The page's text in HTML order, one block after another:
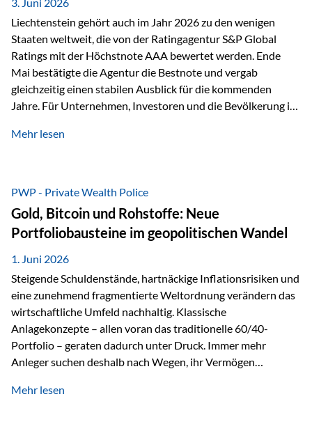
Liechtenstein gehört auch im Jahr 2026 zu den wenigen
Staaten weltweit, die von der Ratingagentur S&P Global
Ratings mit der Höchstnote AAA bewertet werden. Ende
Mai bestätigte die Agentur die Bestnote und vergab
gleichzeitig einen stabilen Ausblick für die kommenden
Jahre. Für Unternehmen, Investoren und die Bevölkerung ist
finanzielle Stabilität des Landes sowie das Vertrauen
trotz Herausforderungen Die weltwirtschaftlichen
Rahmenbedingungen bleiben anspruchsvoll. Geopolitische
Unsicherheiten, eine verhaltene Investitionstätigkeit und
eine schwächere Nachfrage in wichtigen Exportmärkten
beeinflussen auch die liechtensteinische Wirtschaft.
Dennoch sieht…
Mehr lesen
PWP - Private Wealth Police
Gold, Bitcoin und Rohstoffe: Neue
Portfoliobausteine im geopolitischen Wandel
1. Juni 2026
Steigende Schuldenstände, hartnäckige Inflationsrisiken und
eine zunehmend fragmentierte Weltordnung verändern das
wirtschaftliche Umfeld nachhaltig. Klassische
Anlagekonzepte – allen voran das traditionelle 60/40-
Portfolio – geraten dadurch unter Druck. Immer mehr
Anleger suchen deshalb nach Wegen, ihr Vermögen
Unsicherheit abzusichern. Genau hier rücken reale und
Mehr lesen